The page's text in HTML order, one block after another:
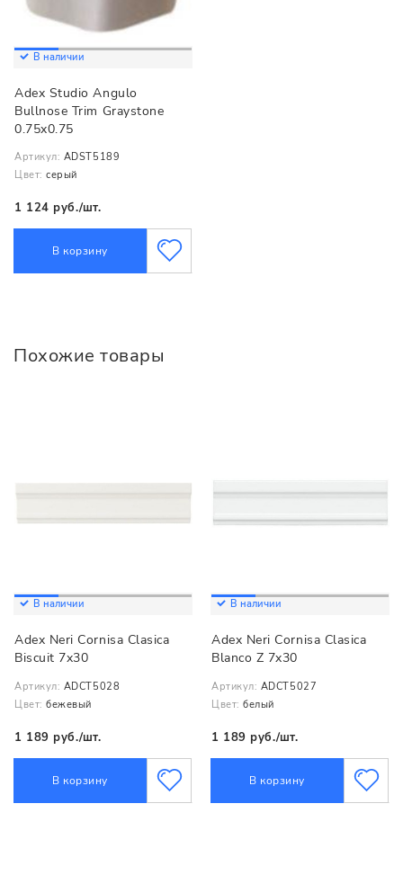
В наличии
Adex Studio Angulo
Bullnose Trim Graystone
0.75x0.75
Артикул: ADST5189
Цвет: серый
1 124 руб./шт.
В корзину
Похожие товары
В наличии
Adex Neri Cornisa Clasica
Biscuit 7x30
Артикул: ADCT5028
Цвет: бежевый
1 189 руб./шт.
В корзину
В наличии
Adex Neri Cornisa Clasica
Blanco Z 7x30
Артикул: ADCT5027
Цвет: белый
1 189 руб./шт.
В корзину